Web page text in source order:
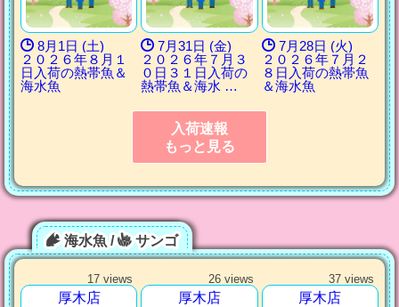
8月1日 (土)
２０２６年８月１
日入荷の熱帯魚＆
海水魚
7月31日 (金)
２０２６年７月３
０日３１日入荷の
熱帯魚＆海水 …
7月28日 (火)
２０２６年７月２
８日入荷の熱帯魚
＆海水魚
入荷速報
もっと見る
海水魚 / サンゴ
17 views
厚木店
26 views
厚木店
37 views
厚木店